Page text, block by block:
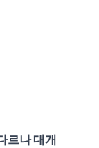
르나 대개